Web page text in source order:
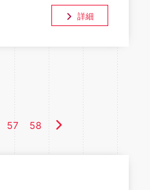
詳細
57 58